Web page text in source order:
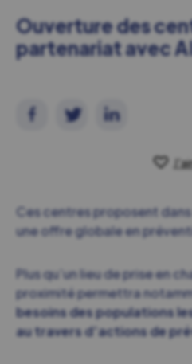
Ouverture des
partenariat avec
Ces centres proposent
une offre globale en
Plus qu’un lieu de prise en
proximité permettra
besoins des populations
au travers d’actions de